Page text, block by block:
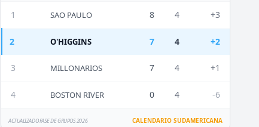
1 SAO PAULO 8 4 +3
2 O'HIGGINS 7 4 +2
3 MILLONARIOS 7 4 +1
4 BOSTON RIVER 0 4 -6
ACTUALIZADO FASE DE GRUPOS 2026 CALENDARIO SUDAMERICANA